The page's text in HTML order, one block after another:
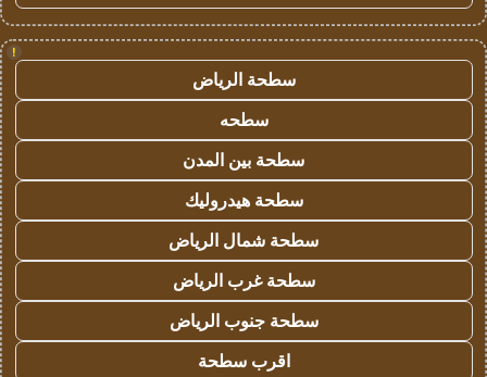
!
سطحة الرياض
سطحه
سطحة بين المدن
سطحة هيدروليك
سطحة شمال الرياض
سطحة غرب الرياض
سطحة جنوب الرياض
اقرب سطحة